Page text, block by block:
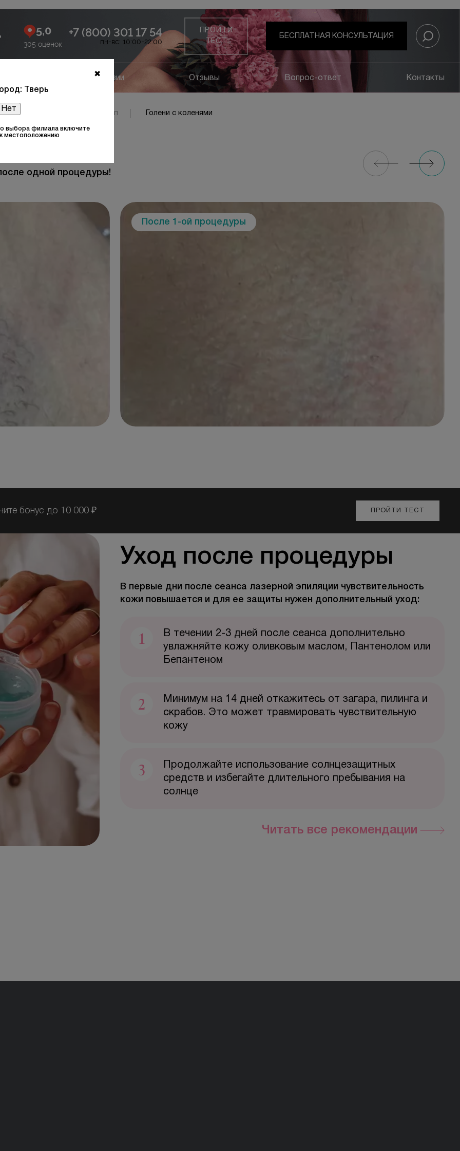
✖
Тверь
Нет
выбора филиала включите
местоположению
5,0
305 оценок
+7 (800) 301 17 54
пн-вс: 10:00-22:00
ПРОЙТИ
ТЕСТ
БЕСПЛАТНАЯ КОНСУЛЬТАЦИЯ
Отзывы Вопрос-ответ
Лицензии Контакты
стоп Подъёмы стоп Голени с коленями
одной процедуры!
После 1-ой процедуры
бонус до 10 000 ₽ ПРОЙТИ ТЕСТ
Уход после процедуры
В первые дни после сеанса лазерной эпиляции чувствительность
кожи повышается и для ее защиты нужен дополнительный уход:
1
В течении 2-3 дней после сеанса дополнительно
увлажняйте кожу оливковым маслом, Пантенолом или
Бепантеном
2
Минимум на 14 дней откажитесь от загара, пилинга и
скрабов. Это может травмировать чувствительную
кожу
3
Продолжайте использование солнцезащитных
средств и избегайте длительного пребывания на
солнце
Читать все рекомендации